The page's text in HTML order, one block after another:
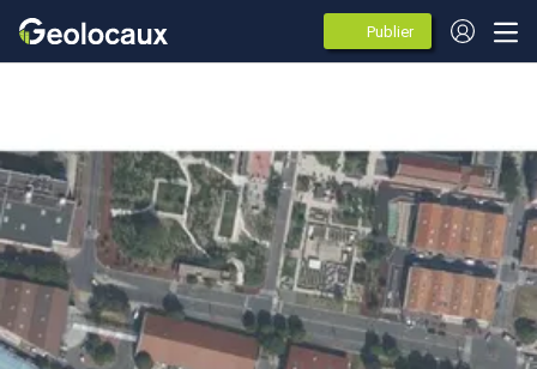
Publier
des
annonces